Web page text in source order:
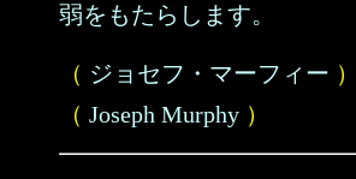
弱をもたらします。
（ ジョセフ・マーフィー ）
（ Joseph Murphy ）